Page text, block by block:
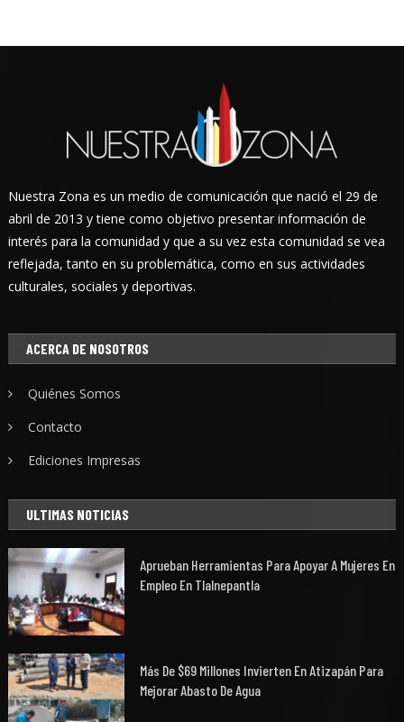
Nuestra Zona es un medio de comunicación que nació el 29 de
abril de 2013 y tiene como objetivo presentar información de
interés para la comunidad y que a su vez esta comunidad se vea
reflejada, tanto en su problemática, como en sus actividades
culturales, sociales y deportivas.
ACERCA DE NOSOTROS
Quiénes Somos
Contacto
Ediciones Impresas
ULTIMAS NOTICIAS
Aprueban Herramientas Para Apoyar A Mujeres En
Empleo En Tlalnepantla
Más De $69 Millones Invierten En Atizapán Para
Mejorar Abasto De Agua